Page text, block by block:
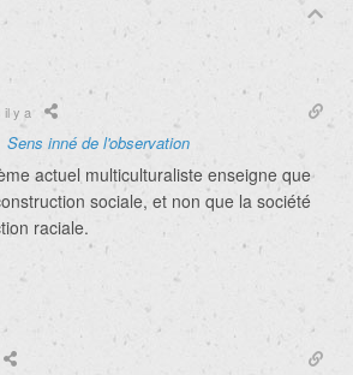
il y a
Sens inné de l'observation
actuel multiculturaliste enseigne que
sociale, et non que la société
raciale.